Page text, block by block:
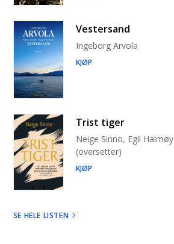
Vestersand
Ingeborg Arvola
KJØP
Trist tiger
Neige Sinno, Egil Halmøy
(oversetter)
KJØP
SE HELE LISTEN